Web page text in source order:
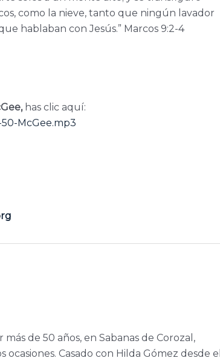
como la nieve, tanto que ningún lavador
hablaban con Jesús.” Marcos 9:2-4
has clic aquí:
McGee.mp3
de 50 años, en Sabanas de Corozal,
Casado con Hilda Gómez desde el